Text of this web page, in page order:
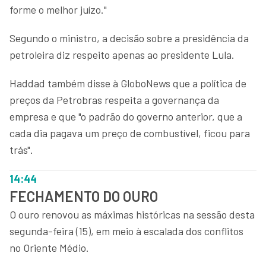
forme o melhor juízo."
Segundo o ministro, a decisão sobre a presidência da
petroleira diz respeito apenas ao presidente Lula.
Haddad também disse à GloboNews que a política de
preços da Petrobras respeita a governança da
empresa e que "o padrão do governo anterior, que a
cada dia pagava um preço de combustível, ficou para
trás".
14:44
FECHAMENTO DO OURO
O ouro renovou as máximas históricas na sessão desta
segunda-feira (15), em meio à escalada dos conflitos
no Oriente Médio.